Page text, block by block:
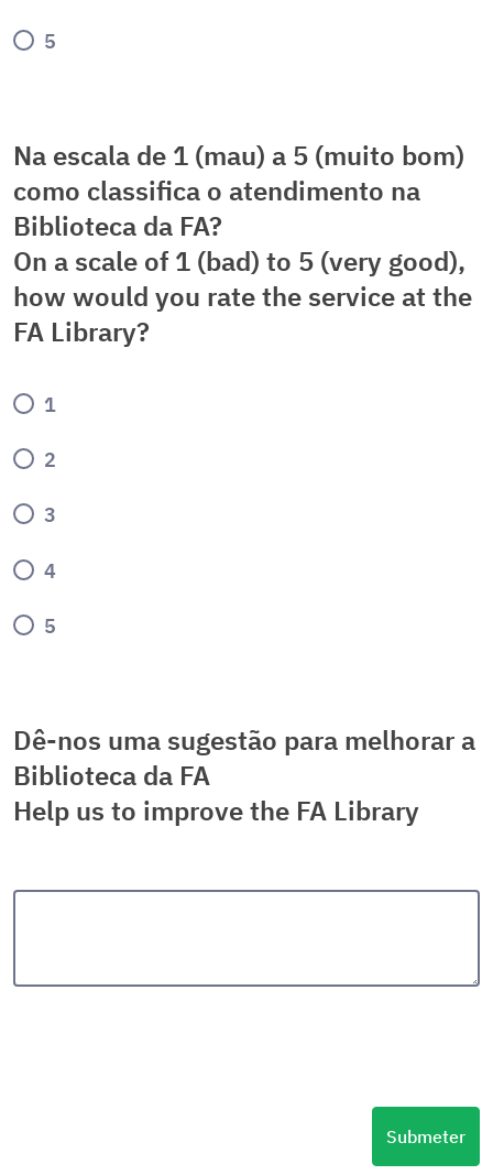
5
Na escala de 1 (mau) a 5 (muito bom)
como classifica o atendimento na
Biblioteca da FA?
On a scale of 1 (bad) to 5 (very good),
how would you rate the service at the
FA Library?
1
2
3
4
5
Dê-nos uma sugestão para melhorar a
Biblioteca da FA
Help us to improve the FA Library
Submeter